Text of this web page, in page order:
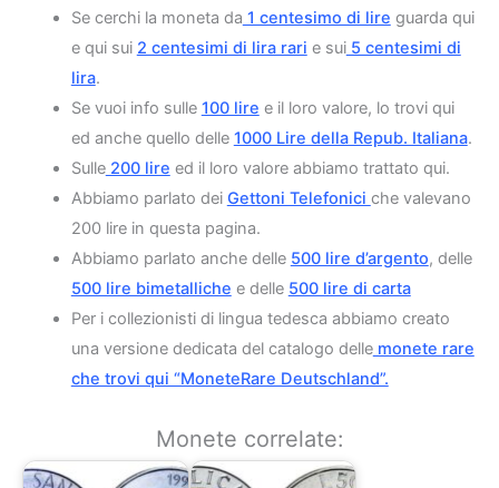
Se cerchi la moneta da 1 centesimo di lire guarda qui
e qui sui 2 centesimi di lira rari e sui5 centesimi di
lira.
Se vuoi info sulle 100 lire e il loro valore, lo trovi qui
ed anche quello delle 1000 Lire della Repub. Italiana.
Sulle200 lire ed il loro valore abbiamo trattato qui.
Abbiamo parlato dei Gettoni Telefonici che valevano
200 lire in questa pagina.
Abbiamo parlato anche delle 500 lire d’argento, delle
500 lire bimetalliche e delle 500 lire di carta
Per i collezionisti di lingua tedesca abbiamo creato
una versione dedicata del catalogo dellemonete rare
che trovi qui “MoneteRare Deutschland”.
Monete correlate: